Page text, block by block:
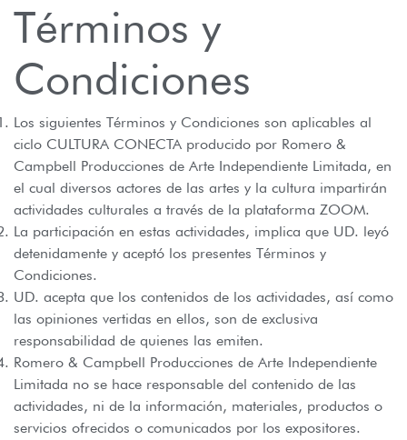
Términos y
Condiciones
Los siguientes Términos y Condiciones son aplicables al
ciclo CULTURA CONECTA producido por Romero &
Campbell Producciones de Arte Independiente Limitada, en
el cual diversos actores de las artes y la cultura impartirán
actividades culturales a través de la plataforma ZOOM.
La participación en estas actividades, implica que UD. leyó
detenidamente y aceptó los presentes Términos y
Condiciones.
UD. acepta que los contenidos de los actividades, así como
las opiniones vertidas en ellos, son de exclusiva
responsabilidad de quienes las emiten.
Romero & Campbell Producciones de Arte Independiente
Limitada no se hace responsable del contenido de las
actividades, ni de la información, materiales, productos o
servicios ofrecidos o comunicados por los expositores.